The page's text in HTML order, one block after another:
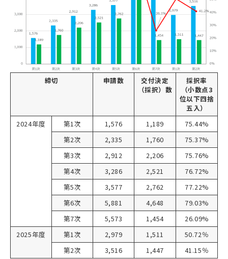
締切 申請数
交付決定
（採択）数
採択率
（小数点3
位以下四捨
五入）
2024年度
第1次 1,576 1,189
75.44%
第2次
2,335 1,760
75.37%
第3次
2,912 2,206
75.76%
第4次
3,286 2,521
76.72%
第5次
3,577 2,762
77.22%
第6次
5,881 4,648
79.03%
第7次
5,573 1,454
26.09%
2025年度
第1次 2,979 1,511
50.72％
第2次
3,516 1,447 41.15％